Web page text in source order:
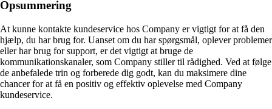
Opsummering
At kunne kontakte kundeservice hos Company er vigtigt for at få den
hjælp, du har brug for. Uanset om du har spørgsmål, oplever problemer
eller har brug for support, er det vigtigt at bruge de
kommunikationskanaler, som Company stiller til rådighed. Ved at følge
de anbefalede trin og forberede dig godt, kan du maksimere dine
chancer for at få en positiv og effektiv oplevelse med Company
kundeservice.